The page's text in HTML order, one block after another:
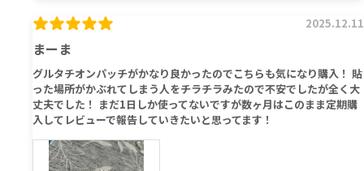
まーま
2025.12.11
グルタチオンパッチがかなり良かったのでこちらも気になり購入！ 貼
った場所がかぶれてしまう人をチラチラみたので不安でしたが全く大
丈夫でした！ まだ1日しか使ってないですが数ヶ月はこのまま定期購
入してレビューで報告していきたいと思ってます！